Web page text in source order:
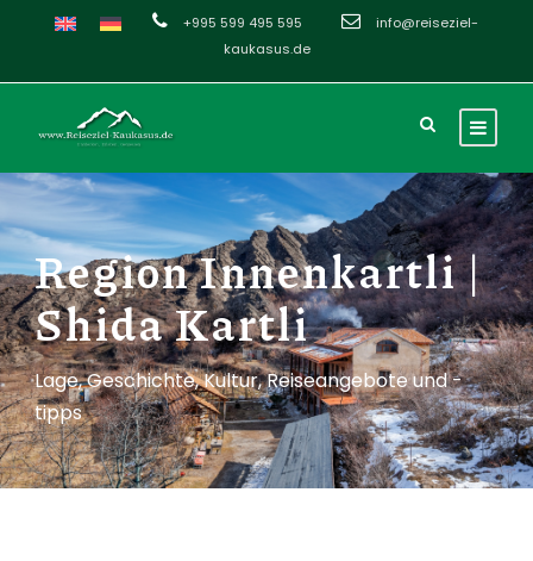
+995 599 495 595
info@reiseziel-
kaukasus.de
Region Innenkartli |
Shida Kartli
Lage, Geschichte, Kultur, Reiseangebote und -
tipps